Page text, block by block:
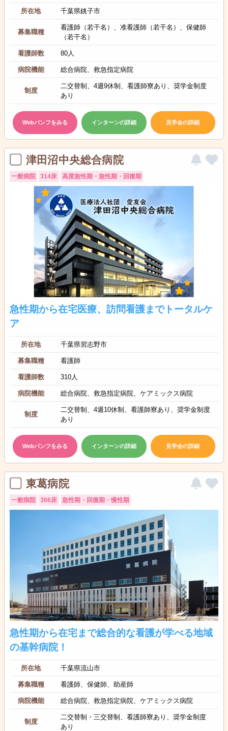
所在地 千葉県銚子市
募集職種
看護師（若干名）、准看護師（若干名）、保健師
（若干名）
看護師数 80人
病院機能 総合病院、救急指定病院
制度
二交替制、4週9休制、看護師寮あり、奨学金制度
あり
Webパンフをみる インターンの詳細 見学会の詳細
津田沼中央総合病院
一般病院 314床 高度急性期・急性期・回復期
急性期から在宅医療、訪問看護までトータルケ
ア
所在地 千葉県習志野市
募集職種 看護師
看護師数 310人
病院機能 総合病院、救急指定病院、ケアミックス病院
制度
二交替制、4週10休制、看護師寮あり、奨学金制度
あり
Webパンフをみる インターンの詳細 見学会の詳細
東葛病院
一般病院 366床 急性期・回復期・慢性期
急性期から在宅まで総合的な看護が学べる地域
の基幹病院！
所在地 千葉県流山市
募集職種 看護師、保健師、助産師
病院機能 総合病院、救急指定病院、ケアミックス病院
制度
二交替制・三交替制、看護師寮あり、奨学金制度
あり